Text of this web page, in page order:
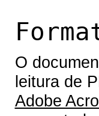
O
leitura de
Adobe